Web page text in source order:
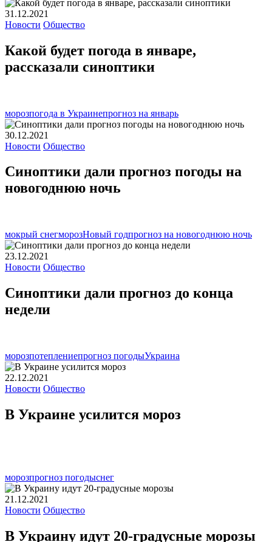
31.12.2021
Новости Общество
Какой будет погода в январе,
рассказали синоптики
морозпогода в Украинепрогноз на январь
30.12.2021
Новости Общество
Синоптики дали прогноз погоды на
новогоднюю ночь
мокрый снегморозНовый годпрогноз на новогоднюю ночь
23.12.2021
Новости Общество
Синоптики дали прогноз до конца
недели
морозпотеплениепрогноз погодыУкраина
22.12.2021
Новости Общество
В Украине усилится мороз
морозпрогноз погодыснег
21.12.2021
Новости Общество
В Украину идут 20-градусные морозы